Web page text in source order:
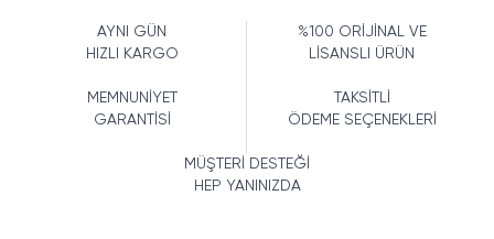
AYNI GÜN
HIZLI KARGO
%100 ORİJİNAL VE
LİSANSLI ÜRÜN
MEMNUNİYET
GARANTİSİ
TAKSİTLİ
ÖDEME SEÇENEKLERİ
MÜŞTERİ DESTEĞİ
HEP YANINIZDA